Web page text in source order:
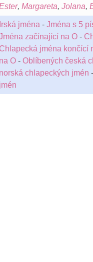
, Margareta, Jolana,
Irská jména - Jména s 5
začínající na O-
Chlapecká jména končící
na O- Oblíbených česká
norská chlapeckých jmén -
jmén